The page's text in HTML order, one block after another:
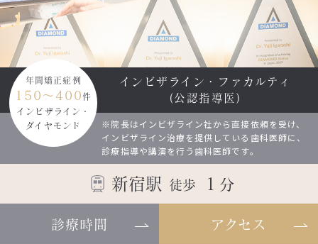
年間矯正症例
150～400 件
インビザライン・
ダイヤモンド
インビザライン・ファカルティ
(公認指導医)
※院長はインビザライン社から直接依頼を受け、
インビザライン治療を提供している歯科医師に、
診療指導や講演を行う歯科医師です。
新宿駅 徒歩 １ 分
診療時間 アクセス